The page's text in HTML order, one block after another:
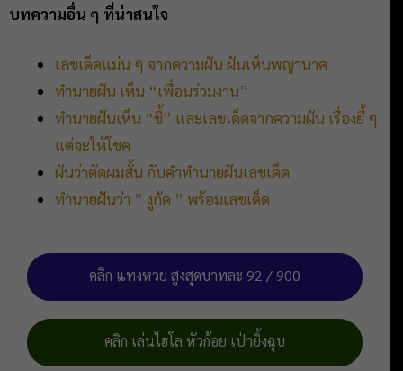
บทความอื่น ๆ ที่น่าสนใจ
เลขเด็ดแม่น ๆ จากความฝัน ฝันเห็นพญานาค
ทำนายฝัน เห็น “เพื่อนร่วมงาน”
ทำนายฝันเห็น “ขี้” และเลขเด็ดจากความฝัน เรื่องยี้ ๆ
แต่จะให้โชค
ฝันว่าตัดผมสั้น กับคำทำนายฝันเลขเด็ด
ทำนายฝันว่า ” งูกัด ” พร้อมเลขเด็ด
คลิก แทงหวย สูงสุดบาทละ 92 / 900
คลิก เล่นไฮโล หัวก้อย เป่ายิ้งฉุบ